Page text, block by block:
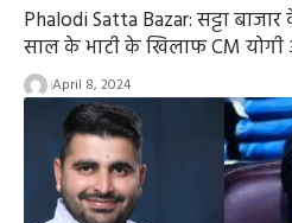
Phalodi Satta Bazar: सट्टा
साल के भाटी के खिलाफ CM योगी
April 8, 2024